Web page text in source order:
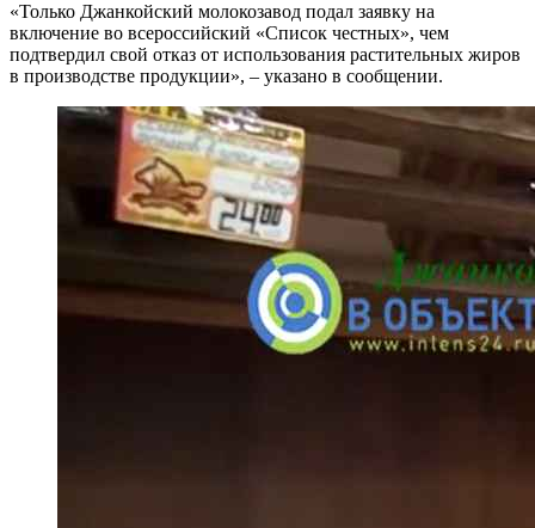
«Только Джанкойский молокозавод подал заявку на
включение во всероссийский «Список честных», чем
подтвердил свой отказ от использования растительных жиров
в производстве продукции», – указано в сообщении.